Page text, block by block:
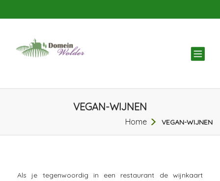
VEGAN-WIJNEN
Home VEGAN-WIJNEN
Als je tegenwoordig in een restaurant de wijnkaart